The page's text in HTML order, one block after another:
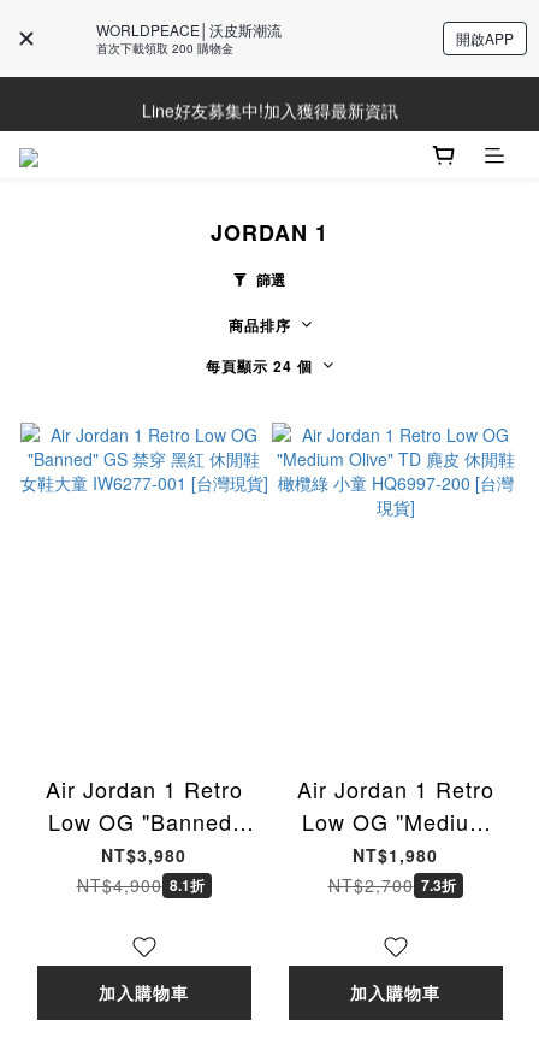
WORLDPEACE│沃皮斯潮流
首次下載領取 200 購物金 開啟APP
Line好友募集中!加入獲得最新資訊
Line好友募集中!加入獲得最新資訊
防詐騙提醒!請勿聽從不明來電操作ATM與提供個人資訊
JORDAN 1
篩選
商品排序
每頁顯示 24 個
Air Jordan 1 Retro
Low OG "Banned"
GS 禁穿 黑紅 休閒鞋
女鞋大童 IW6277-001
NT$3,980
NT$4,900 8.1折
加入購物車
Air Jordan 1 Retro
Low OG "Medium
Olive" TD 麂皮 休閒
鞋 橄欖綠 小童
貨]
NT$1,980
NT$2,700 7.3折
加入購物車